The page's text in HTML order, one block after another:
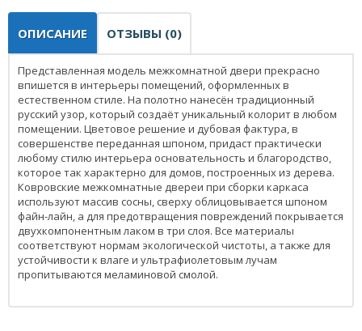
ОПИСАНИЕ ОТЗЫВЫ (0)
Представленная модель межкомнатной двери прекрасно
впишется в интерьеры помещений, оформленных в
естественном стиле. На полотно нанесён традиционный
русский узор, который создаёт уникальный колорит в любом
помещении. Цветовое решение и дубовая фактура, в
совершенстве переданная шпоном, придаст практически
любому стилю интерьера основательность и благородство,
которое так характерно для домов, построенных из дерева.
Ковровские межкомнатные двереи при сборки каркаса
используют массив сосны, сверху облицовывается шпоном
файн-лайн, а для предотвращения повреждений покрывается
двухкомпонентным лаком в три слоя. Все материалы
соответствуют нормам экологической чистоты, а также для
устойчивости к влаге и ультрафиолетовым лучам
пропитываются меламиновой смолой.